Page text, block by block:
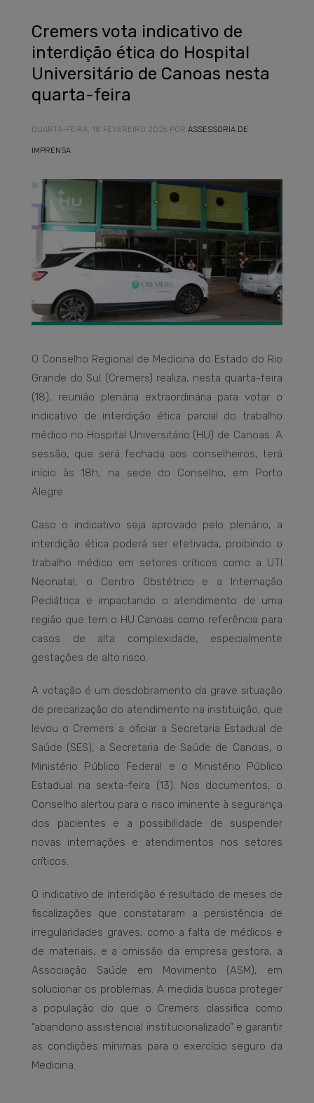
Cremers vota indicativo de
interdição ética do Hospital
Universitário de Canoas nesta
quarta-feira
QUARTA-FEIRA, 18 FEVEREIRO 2026 POR ASSESSORIA DE
IMPRENSA
O Conselho Regional de Medicina do Estado do Rio
Grande do Sul (Cremers) realiza, nesta quarta-feira
(18), reunião plenária extraordinária para votar o
indicativo de interdição ética parcial do trabalho
médico no Hospital Universitário (HU) de Canoas. A
sessão, que será fechada aos conselheiros, terá
início às 18h, na sede do Conselho, em Porto
Alegre.
Caso o indicativo seja aprovado pelo plenário, a
interdição ética poderá ser efetivada, proibindo o
trabalho médico em setores críticos como a UTI
Neonatal, o Centro Obstétrico e a Internação
Pediátrica e impactando o atendimento de uma
região que tem o HU Canoas como referência para
casos de alta complexidade, especialmente
gestações de alto risco.
A votação é um desdobramento da grave situação
de precarização do atendimento na instituição, que
levou o Cremers a oficiar a Secretaria Estadual de
Saúde (SES), a Secretaria de Saúde de Canoas, o
Ministério Público Federal e o Ministério Público
Estadual na sexta-feira (13). Nos documentos, o
Conselho alertou para o risco iminente à segurança
dos pacientes e a possibilidade de suspender
novas internações e atendimentos nos setores
críticos.
O indicativo de interdição é resultado de meses de
fiscalizações que constataram a persistência de
irregularidades graves, como a falta de médicos e
de materiais, e a omissão da empresa gestora, a
Associação Saúde em Movimento (ASM), em
solucionar os problemas. A medida busca proteger
a população do que o Cremers classifica como
“abandono assistencial institucionalizado” e garantir
as condições mínimas para o exercício seguro da
Medicina.